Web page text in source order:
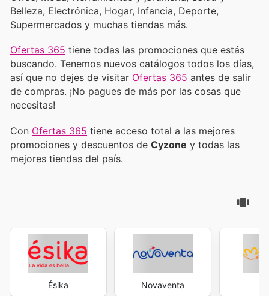
Belleza, Electrónica, Hogar, Infancia, Deporte,
Supermercados y muchas tiendas más.
Ofertas 365 tiene todas las promociones que estás
buscando. Tenemos nuevos catálogos todos los días,
así que no dejes de visitar Ofertas 365 antes de salir
de compras. ¡No pagues de más por las cosas que
necesitas!
Con Ofertas 365 tiene acceso total a las mejores
promociones y descuentos de Cyzone y todas las
mejores tiendas del país.
Ésika Novaventa